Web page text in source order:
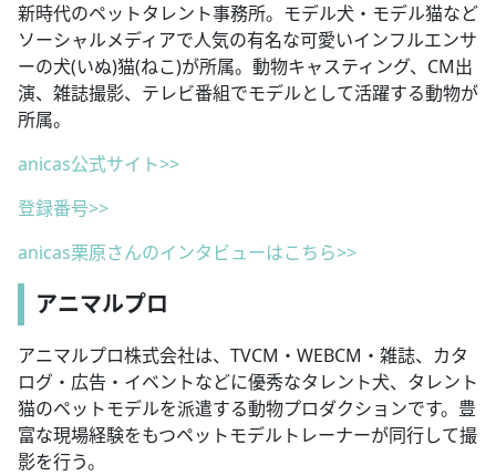
新時代のペットタレント事務所。モデル犬・モデル猫など
ソーシャルメディアで人気の有名な可愛いインフルエンサ
ーの犬(いぬ)猫(ねこ)が所属。動物キャスティング、CM出
演、雑誌撮影、テレビ番組でモデルとして活躍する動物が
所属。
anicas公式サイト>>
登録番号>>
anicas栗原さんのインタビューはこちら>>
アニマルプロ
アニマルプロ株式会社は、TVCM・WEBCM・雑誌、カタ
ログ・広告・イベントなどに優秀なタレント犬、タレント
猫のペットモデルを派遣する動物プロダクションです。豊
富な現場経験をもつペットモデルトレーナーが同行して撮
影を行う。